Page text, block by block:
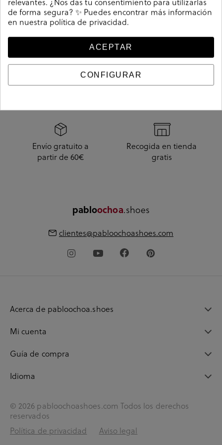
10.
Envío de 1 a 3 días
Método de pago
Envío gratuito a
partir de 60€
Recogida en tienda
gratis
pabloochoa.shoes
clientes@pabloochoashoes.com
Acerca de pabloochoa.shoes
Mi cuenta
Guía de compra
Idioma
© 2026 pabloochoashoes.com Todos los derechos
reservados
Política de privacidad
Aviso legal
de forma segura? ✨ Puedes encontrar más información
en nuestra política de privacidad.
ACEPTAR
CONFIGURAR